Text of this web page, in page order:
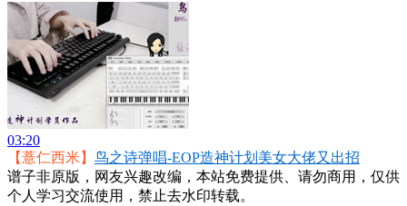
03:20
【薏仁西米】 鸟之诗弹唱-EOP造神计划美女大佬又出招
谱子非原版，网友兴趣改编，本站免费提供、请勿商用，仅供
个人学习交流使用，禁止去水印转载。